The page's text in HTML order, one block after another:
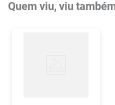
Quem viu, viu